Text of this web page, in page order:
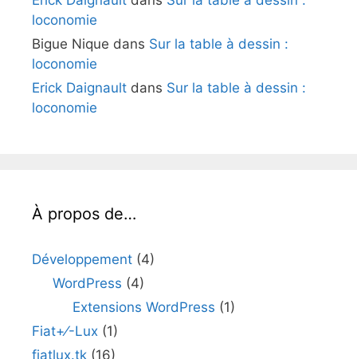
loconomie
Bigue Nique dans Sur la table à dessin :
loconomie
Erick Daignault dans Sur la table à dessin :
loconomie
À propos de…
Développement (4)
WordPress (4)
Extensions WordPress (1)
Fiat+⁄-Lux (1)
fiatlux.tk (16)